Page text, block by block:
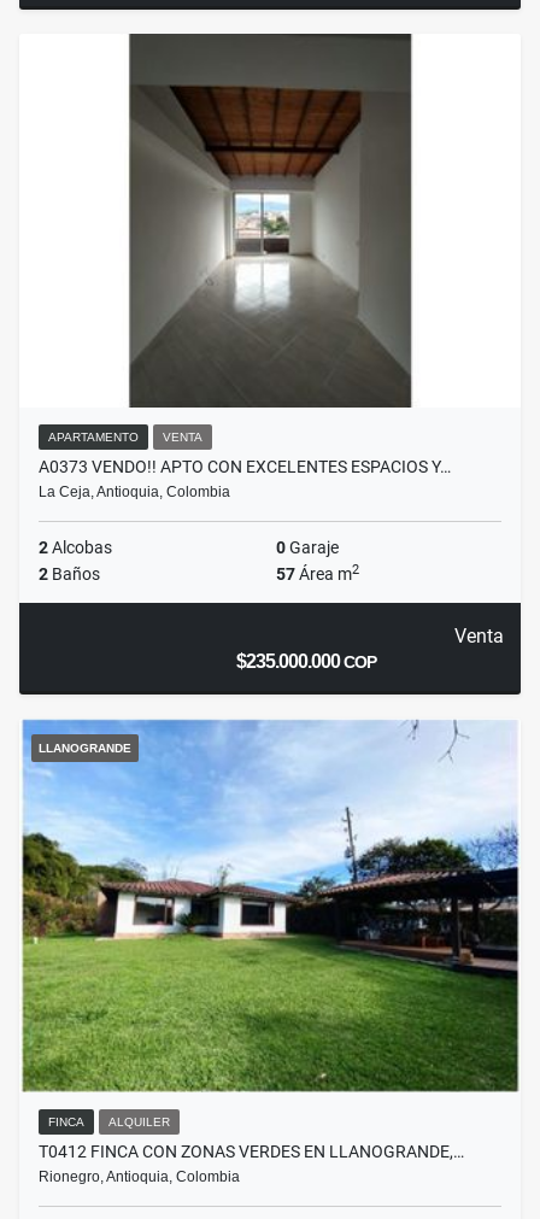
APARTAMENTO VENTA
A0373 VENDO!! APTO CON EXCELENTES ESPACIOS Y…
La Ceja, Antioquia, Colombia
2Alcobas 0Garaje
2 Baños 57Área m2
Venta
$235.000.000COP
LLANOGRANDE
FINCA ALQUILER
T0412 FINCA CON ZONAS VERDES EN LLANOGRANDE,…
Rionegro, Antioquia, Colombia